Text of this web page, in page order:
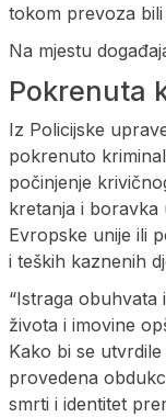
tokom prevoza bili
Na mjestu
Pokrenuta
Iz Policijske
pokrenuto
počinjenje
kretanja i boravka
Evropske unije ili
i teških kaznenih
“Istraga
života i imovine
Kako bi se
provedena
smrti i identitet